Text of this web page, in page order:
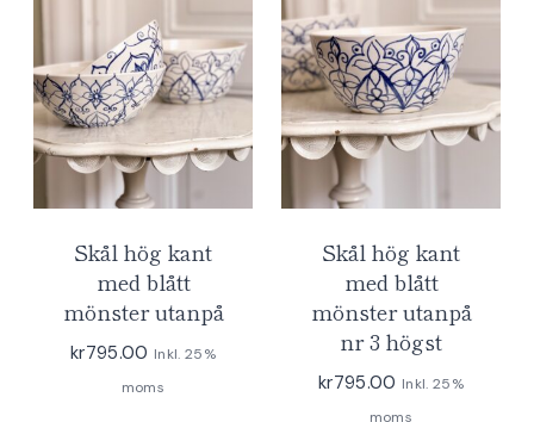
Skål hög kant
med blått
mönster utanpå
kr795.00 Inkl. 25%
moms
Skål hög kant
med blått
mönster utanpå
nr 3 högst
kr795.00 Inkl. 25%
moms